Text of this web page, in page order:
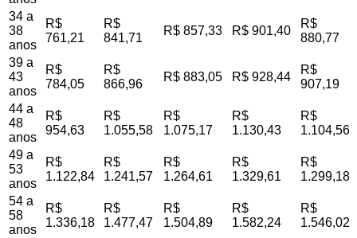
34 a
38
anos
R$
761,21
R$
841,71
R$ 857,33 R$ 901,40
R$
880,77
39 a
43
anos
R$
784,05
R$
866,96
R$ 883,05 R$ 928,44
R$
907,19
44 a
48
anos
R$
954,63
R$
1.055,58
R$
1.075,17
R$
1.130,43
R$
1.104,56
49 a
53
anos
R$
1.122,84
R$
1.241,57
R$
1.264,61
R$
1.329,61
R$
1.299,18
54 a
58
anos
R$
1.336,18
R$
1.477,47
R$
1.504,89
R$
1.582,24
R$
1.546,02